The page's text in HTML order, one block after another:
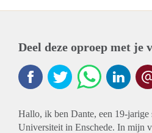
Deel deze oproep met je
Hallo, ik ben Dante, een 19-jarige
Universiteit in Enschede. In mijn